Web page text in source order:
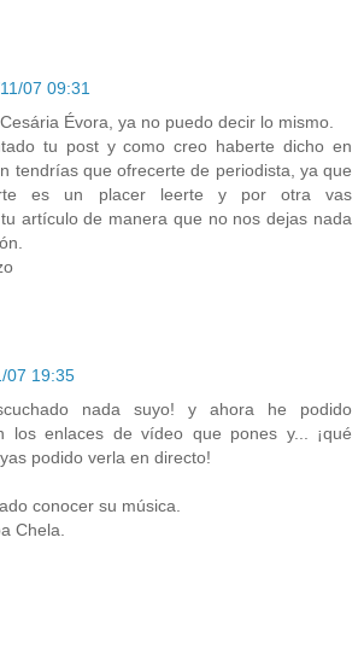
07 09:31
Évora, ya no puedo decir lo mismo.
tu post y como creo haberte dicho en
tendrías que ofrecerte de periodista, ya que
es un placer leerte y por otra vas
artículo de manera que no nos dejas nada
07 19:35
nada suyo! y ahora he podido
los enlaces de vídeo que pones y... ¡qué
podido verla en directo!
conocer su música.
Chela.